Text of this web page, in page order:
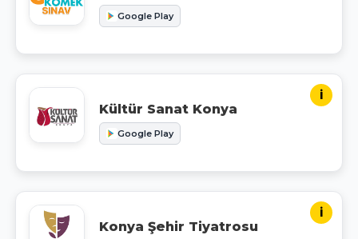
Google Play
i
Kültür Sanat Konya
Google Play
i
Konya Şehir Tiyatrosu